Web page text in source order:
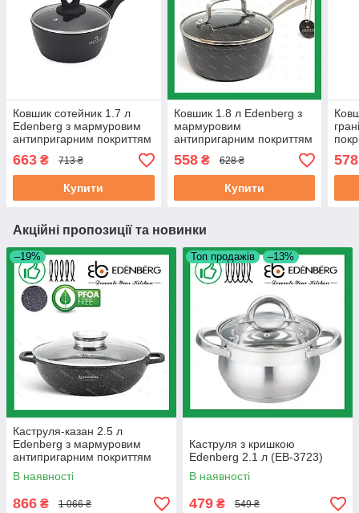
Ковшик сотейник 1.7 л
Edenberg з мармуровим
антипригарним покриттям
з литого алюмінію (EB-
3330)
663 ₴ 713 ₴
Купити
Ковшик 1.8 л Edenberg з
мармуровим
антипригарним покриттям
литий алюміній з кришкою
18 см (EB-3674)
558₴ 628 ₴
Купити
578
Акційні пропозиції та новинки
–19%
Каструля-казан 2.5 л
Edenberg з мармуровим
антипригарним покриттям
литий алюміній 24 см (EB-
8159)
В наявності
866 ₴ 1 066 ₴
Топ продажів –13%
Каструля з кришкою
Edenberg 2.1 л (EB-3723)
В наявності
479 ₴ 549 ₴